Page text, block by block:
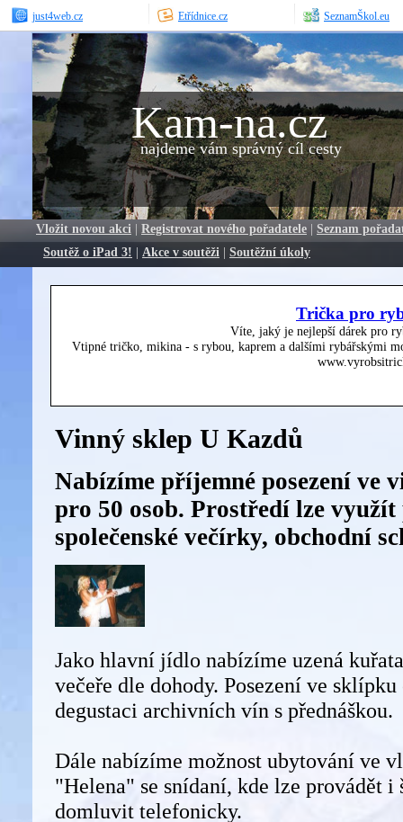
just4web.cz Etřídnice.cz SeznamŠkol.eu
Kam-na.cz
najdeme vám správný cíl cesty
Vložit novou akci | Registrovat nového pořadatele | Seznam
Soutěž o iPad 3! | Akce v soutěži | Soutěžní úkoly
Trička pro
Víte, jaký je nejlepší dárek pro
Vtipné tričko, mikina - s rybou, kaprem a dalšími rybářskými
Vinný sklep U Kazdů
Nabízíme příjemné posezení ve
pro 50 osob. Prostředí lze
společenské večírky, obchodní
Jako hlavní jídlo nabízíme uzená
večeře dle dohody. Posezení ve
degustaci archivních vín s přednáškou.
Dále nabízíme možnost ubytování ve
"Helena" se snídaní, kde lze provádět i
domluvit telefonicky.